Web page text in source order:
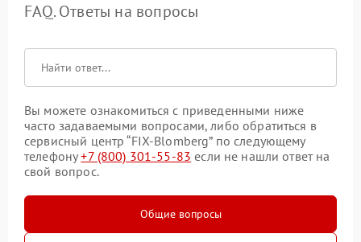
FAQ. Ответы на вопросы
Вы можете ознакомиться с приведенными ниже
часто задаваемыми вопросами, либо обратиться в
сервисный центр “FIX-Blomberg” по следующему
телефону+7 (800) 301-55-83 если не нашли ответ на
свой вопрос.
Общие вопросы